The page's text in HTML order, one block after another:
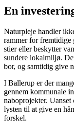
En
Naturpleje handler
rammer for fremtidige
stier eller beskytter
sundere lokalmiljø.
bor, og samtidig give
I Ballerup er der
gennem kommunale
naboprojekter.
lysten til at give en
forskel.